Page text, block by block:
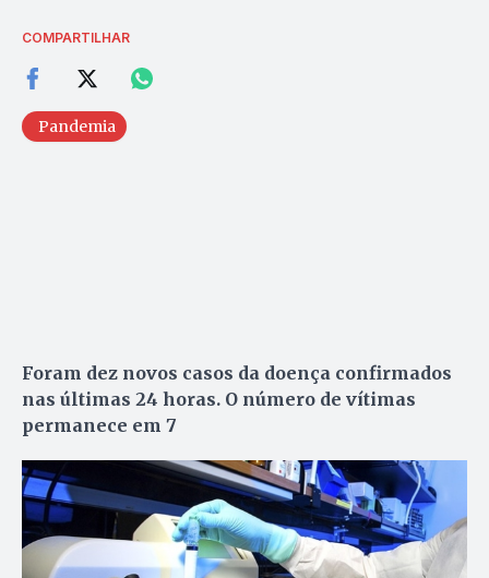
COMPARTILHAR
Pandemia
Foram dez novos casos da doença confirmados
nas últimas 24 horas. O número de vítimas
permanece em 7